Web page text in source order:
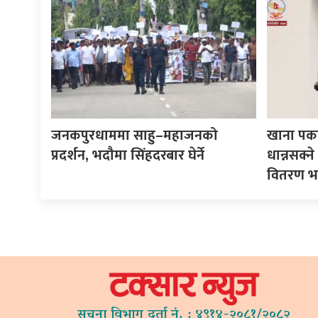
जनकपुरधाममा साहु–महाजनको
प्रदर्शन, भदौमा सिंहदरबार घेर्ने
खाना
वितरण